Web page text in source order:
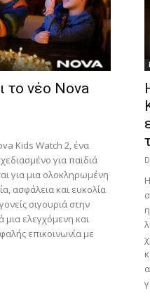
το νέο Nova
Kids Watch 2, ένα
για παιδιά
για μια ολοκληρωμένη
ασφάλεια και ευκολία
σιγουριά στην
μια ελεγχόμενη και
επικοινωνία με